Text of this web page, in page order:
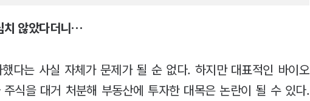
않았다더니…
다는 사실 자체가 문제가 될 순 없다. 하지만 대표적인 바이오
식을 대거 처분해 부동산에 투자한 대목은 논란이 될 수 있다.